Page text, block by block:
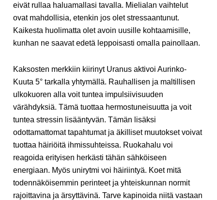
eivät rullaa haluamallasi tavalla. Mielialan vaihtelut
ovat mahdollisia, etenkin jos olet stressaantunut.
Kaikesta huolimatta olet avoin uusille kohtaamisille,
kunhan ne saavat edetä leppoisasti omalla painollaan.
Kaksosten merkkiin kiirinyt Uranus aktivoi Aurinko-
Kuuta 5° tarkalla yhtymällä. Rauhallisen ja maltillisen
ulkokuoren alla voit tuntea impulsiivisuuden
värähdyksiä. Tämä tuottaa hermostuneisuutta ja voit
tuntea stressin lisääntyvän. Tämän lisäksi
odottamattomat tapahtumat ja äkilliset muutokset voivat
tuottaa häiriöitä ihmissuhteissa. Ruokahalu voi
reagoida erityisen herkästi tähän sähköiseen
energiaan. Myös unirytmi voi häiriintyä. Koet mitä
todennäköisemmin perinteet ja yhteiskunnan normit
rajoittavina ja ärsyttävinä. Tarve kapinoida niitä vastaan